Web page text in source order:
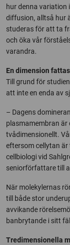
hur denna variation
diffusion, alltså hur
studeras för att ta
och öka vår
varandra.
En dimension fattas
Till grund för
att inte en enda av
– Dagens
plasmamembran
tvådimensionellt.
eftersom cellytan är
cellbiologi vid
seniorförfattare till
När molekylernas
till både stor
avvikande
banbrytande i sitt
Tredimensionella